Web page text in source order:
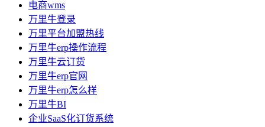
电商wms
万里牛登录
万里平台加盟热线
万里牛erp操作流程
万里牛云订货
万里牛erp官网
万里牛erp怎么样
万里牛BI
企业SaaS化订货系统